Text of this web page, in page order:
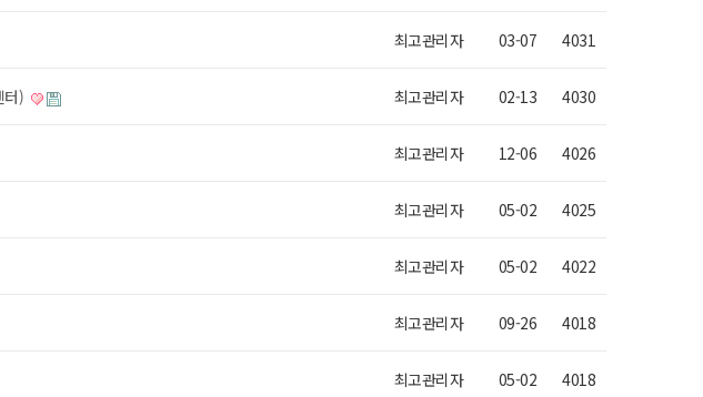
최고관리자 03-07 4031
터) 최고관리자 02-13 4030
최고관리자 12-06 4026
최고관리자 05-02 4025
최고관리자 05-02 4022
최고관리자 09-26 4018
최고관리자 05-02 4018